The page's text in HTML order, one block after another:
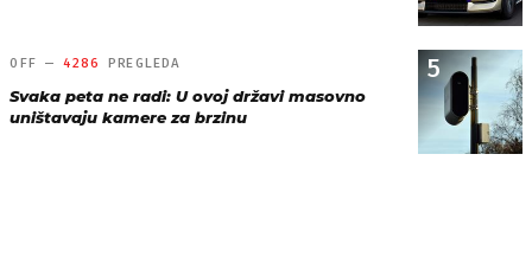
5
OFF —4286 PREGLEDA
Svaka peta ne radi: U ovoj državi masovno
uništavaju kamere za brzinu